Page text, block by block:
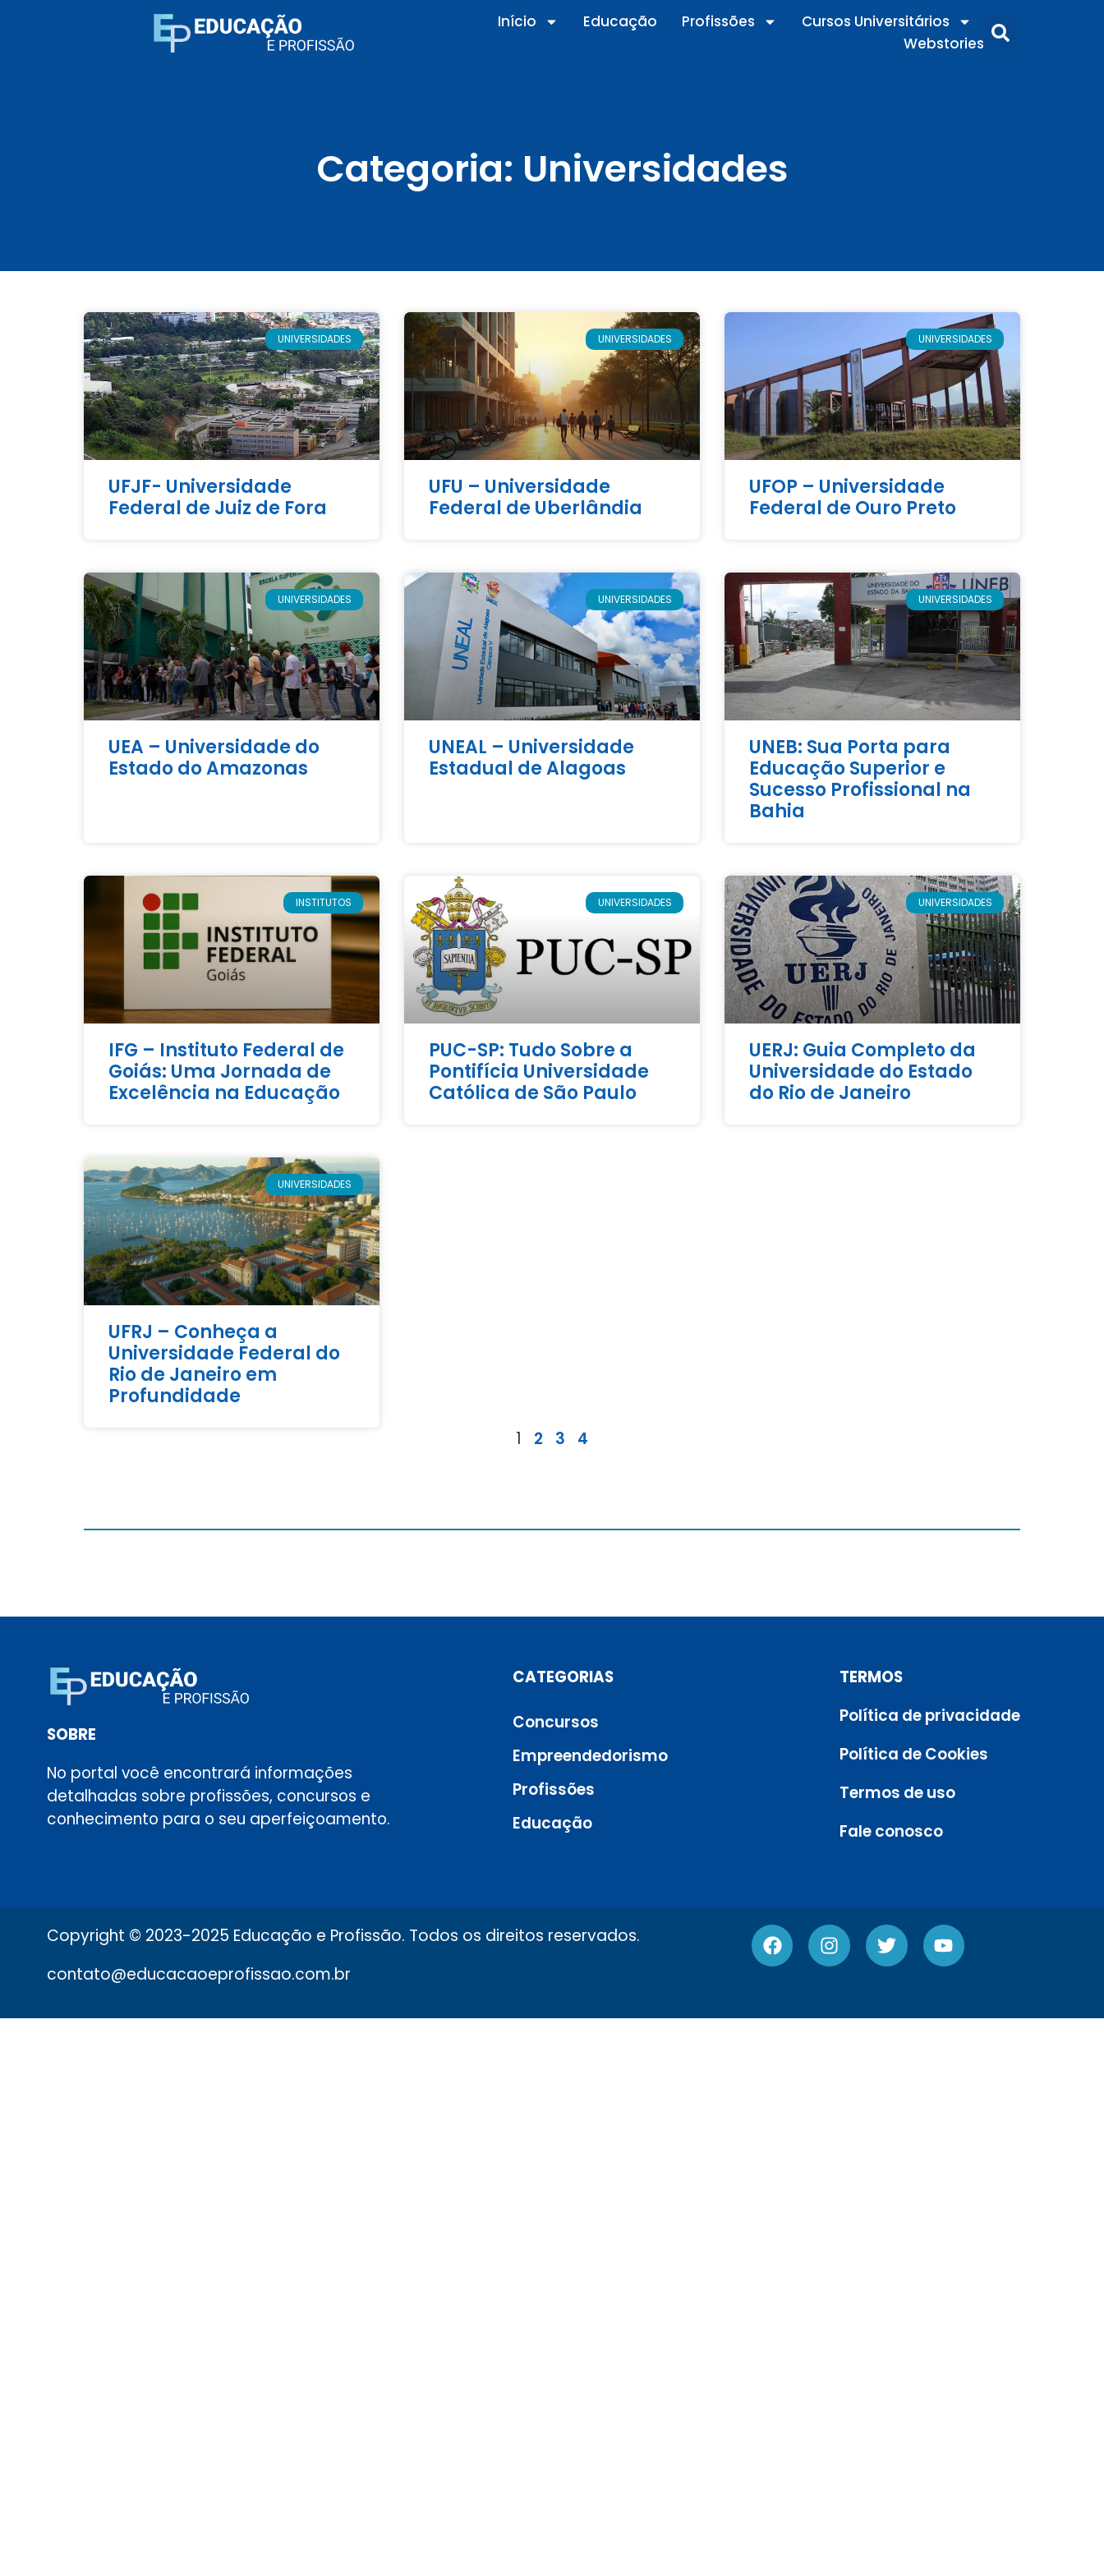
Início Educação Profissões
Cursos Universitários
Webstories
Categoria: Universidades
UNIVERSIDADES
UFJF- Universidade
Federal de Juiz de Fora
UNIVERSIDADES
UFU – Universidade
Federal de Uberlândia
UNIVERSIDADES
UFOP – Universidade
Federal de Ouro Preto
UNIVERSIDADES
UEA – Universidade do
Estado do Amazonas
UNIVERSIDADES
UNEAL – Universidade
Estadual de Alagoas
UNIVERSIDADES
UNEB: Sua Porta para
Educação Superior e
Sucesso Profissional na
Bahia
INSTITUTOS
IFG – Instituto Federal de
Goiás: Uma Jornada de
Excelência na Educação
UNIVERSIDADES
PUC-SP: Tudo Sobre a
Pontifícia Universidade
Católica de São Paulo
UNIVERSIDADES
UERJ: Guia Completo da
Universidade do Estado
do Rio de Janeiro
UNIVERSIDADES
UFRJ – Conheça a
Universidade Federal do
Rio de Janeiro em
Profundidade
1 2 3 4
SOBRE
No portal você encontrará informações
detalhadas sobre profissões, concursos e
conhecimento para o seu aperfeiçoamento.
CATEGORIAS
Concursos
Empreendedorismo
Profissões
Educação
TERMOS
Política de privacidade
Política de Cookies
Termos de uso
Fale conosco
Copyright © 2023-2025 Educação e Profissão. Todos os direitos reservados.
contato@educacaoeprofissao.com.br